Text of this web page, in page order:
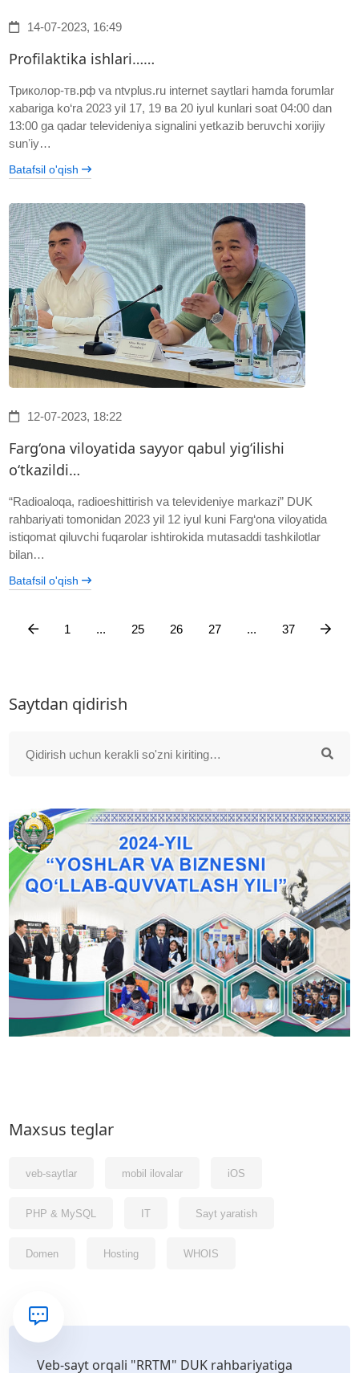
Saytdan qidirish
Maxsus teglar
veb-saytlar mobil ilovalar iOS
PHP & MySQL IT Sayt yaratish
Domen Hosting WHOIS
Veb-sayt orqali "RRTM" DUK rahbariyatiga
14-07-2023, 16:49
Profilaktika ishlari……
Триколор-тв.рф va ntvplus.ru internet saytlari hamda forumlar
xabariga ko‘ra 2023 yil 17, 19 ва 20 iyul kunlari soat 04:00 dan
13:00 ga qadar televideniya signalini yetkazib beruvchi xorijiy
sunʼiy…
Batafsil o'qish
12-07-2023, 18:22
Farg‘ona viloyatida sayyor qabul yig‘ilishi
o‘tkazildi…
“Radioaloqa, radioeshittirish va televideniye markazi” DUK
rahbariyati tomonidan 2023 yil 12 iyul kuni Farg‘ona viloyatida
istiqomat qiluvchi fuqarolar ishtirokida mutasaddi tashkilotlar
bilan…
Batafsil o'qish
1 ... 25 26 27 ... 37